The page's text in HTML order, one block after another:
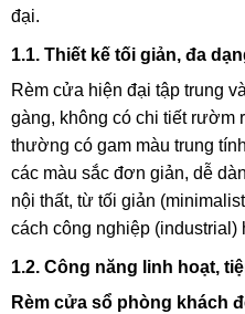
đại.
1.1. Thiết kế tối giản, đa
Rèm cửa hiện đại tập trung
gàng, không có chi tiết rườm
thường có gam màu trung
các màu sắc đơn giản, dễ
nội thất, từ tối giản
cách công nghiệp (industrial)
1.2. Công năng linh hoạt,
Rèm cửa sổ phòng khách